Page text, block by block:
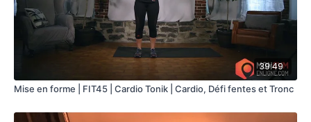
Pont + genou poitrine droit
Pont + genou poitrine gauche
15 répétions x 3 séries
Élastique rond
Haltères ou Élastique avec poignées
39:49
Mise en forme | FIT45 | Cardio Tonik | Cardio, Défi fentes et Tronc